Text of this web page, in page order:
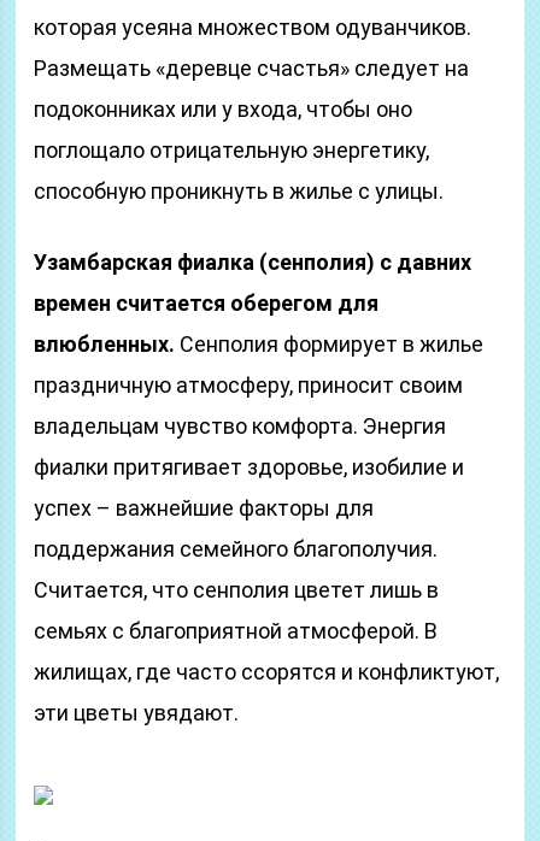
которая усеяна множеством одуванчиков.
Размещать «деревце счастья» следует на
подоконниках или у входа, чтобы оно
поглощало отрицательную энергетику,
способную проникнуть в жилье с улицы.
Узамбарская фиалка (сенполия) с давних
времен считается оберегом для
влюбленных. Сенполия формирует в жилье
праздничную атмосферу, приносит своим
владельцам чувство комфорта. Энергия
фиалки притягивает здоровье, изобилие и
успех – важнейшие факторы для
поддержания семейного благополучия.
Считается, что сенполия цветет лишь в
семьях с благоприятной атмосферой. В
жилищах, где часто ссорятся и конфликтуют,
эти цветы увядают.